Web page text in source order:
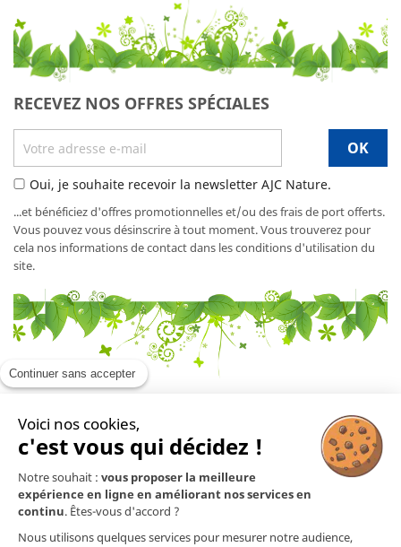
Continuer sans accepter
Voici nos cookies,
c'est vous qui décidez !
Notre souhait : vous proposer la meilleure
expérience en ligne en améliorant nos services en
continu. Êtes-vous d'accord ?
Nous utilisons quelques services pour mesurer notre audience,
RECEVEZ NOS OFFRES SPÉCIALES
Oui, je souhaite recevoir la newsletter AJC Nature.
...et bénéficiez d'offres promotionnelles et/ou des frais de port offerts.
Vous pouvez vous désinscrire à tout moment. Vous trouverez pour
cela nos informations de contact dans les conditions d'utilisation du
site.
En savoir plus 
Mentions légales
Nos produits